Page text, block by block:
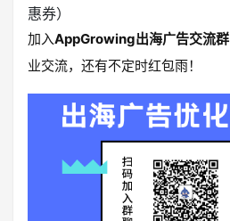
惠券）
加入AppGrowing出海广告交流群
业交流，还有不定时红包雨！